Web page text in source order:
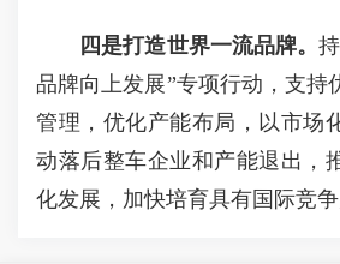
四是打造世界一流品牌。
品牌向上发展”专项行动，支持
管理，优化产能布局，以市场
动落后整车企业和产能退出，
化发展，加快培育具有国际竞争